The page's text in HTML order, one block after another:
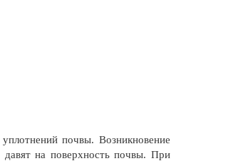
почвы. Возникновение
давят на поверхность почвы. При